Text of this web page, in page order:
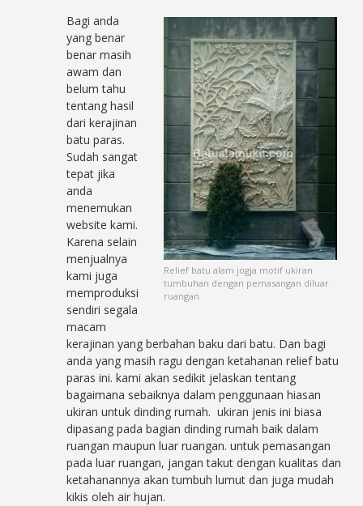
Relief batu alam jogja motif ukiran
tumbuhan dengan pemasangan diluar
ruangan
Bagi anda
yang benar
benar masih
awam dan
belum tahu
tentang hasil
dari kerajinan
batu paras.
Sudah sangat
tepat jika
anda
menemukan
website kami.
Karena selain
menjualnya
kami juga
memproduksi
sendiri segala
macam
kerajinan yang berbahan baku dari batu. Dan bagi
anda yang masih ragu dengan ketahanan relief batu
paras ini. kami akan sedikit jelaskan tentang
bagaimana sebaiknya dalam penggunaan hiasan
ukiran untuk dinding rumah. ukiran jenis ini biasa
dipasang pada bagian dinding rumah baik dalam
ruangan maupun luar ruangan. untuk pemasangan
pada luar ruangan, jangan takut dengan kualitas dan
ketahanannya akan tumbuh lumut dan juga mudah
kikis oleh air hujan.